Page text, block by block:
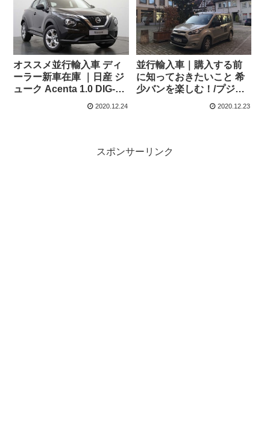
オススメ並行輸入車 ディ
ーラー新車在庫 ｜日産 ジ
ューク Acenta 1.0 DIG-T
7DCT 右ハンドル
2020.12.24
並行輸入車｜購入する前
に知っておきたいこと 希
少バンを楽しむ！/プジョ
ー パートナー正規ディー
2020.12.23
スポンサーリンク